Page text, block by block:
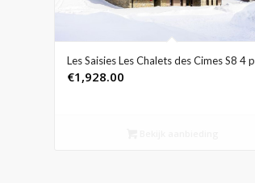
Les Saisies Les Chalets des Cimes S8 4 p
€1,928.00